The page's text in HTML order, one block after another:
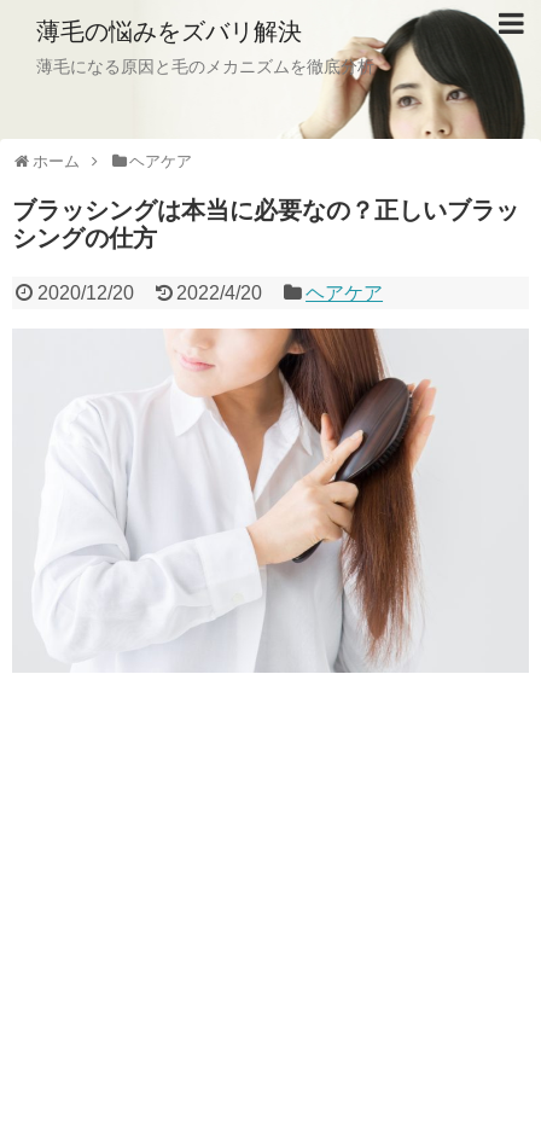
薄毛の悩みをズバリ解決
薄毛になる原因と毛のメカニズムを徹底分析
ホーム ヘアケア
ブラッシングは本当に必要なの？正しいブラッ
シングの仕方
2020/12/20 2022/4/20 ヘアケア